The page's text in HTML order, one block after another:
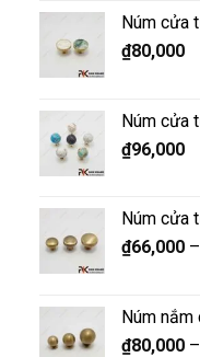
Núm cửa
₫80,000
Núm cửa
₫96,000
Núm cửa
₫66,000–
Núm
₫80,000–